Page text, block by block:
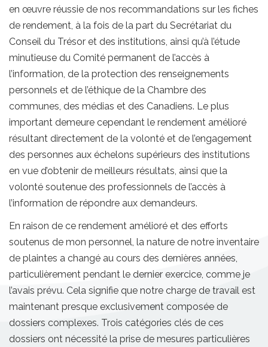
en œuvre réussie de nos recommandations sur les fiches
de rendement, à la fois de la part du Secrétariat du
Conseil du Trésor et des institutions, ainsi qu’à l’étude
minutieuse du Comité permanent de l’accès à
l’information, de la protection des renseignements
personnels et de l’éthique de la Chambre des
communes, des médias et des Canadiens. Le plus
important demeure cependant le rendement amélioré
résultant directement de la volonté et de l’engagement
des personnes aux échelons supérieurs des institutions
en vue d’obtenir de meilleurs résultats, ainsi que la
volonté soutenue des professionnels de l’accès à
l’information de répondre aux demandeurs.
En raison de ce rendement amélioré et des efforts
soutenus de mon personnel, la nature de notre inventaire
de plaintes a changé au cours des dernières années,
particulièrement pendant le dernier exercice, comme je
l’avais prévu. Cela signifie que notre charge de travail est
maintenant presque exclusivement composée de
dossiers complexes. Trois catégories clés de ces
dossiers ont nécessité la prise de mesures particulières